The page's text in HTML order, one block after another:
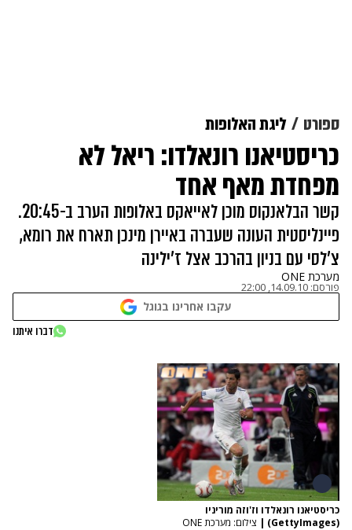
ספורט ליגת האלופות
כריסטיאנו רונאלדו: ריאל לא
מפחדת מאף אחד
קשר הבלאנקוס מוכן לאייאקס באלופות הערב ב-20:45.
פיינליסטית העונה שעברה באיירן מינכן תארח את רומא,
צ'לסי עם בניון בהרכב אצל ז'ילינה
מערכת ONE
פורסם: 14.09.10, 22:00
עקבו אחרינו בגוגל
דברו איתנו
כריסטיאנו רונאלדו וז'וזה מוריניו
(GettyImages)
| צילום: מערכת ONE